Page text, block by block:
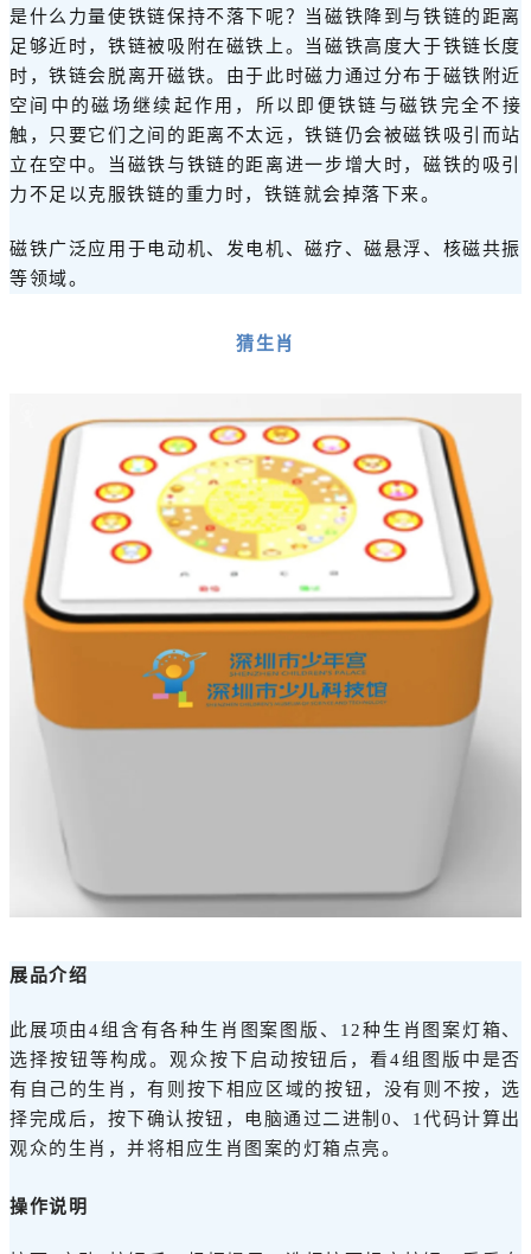
是什么力量使铁链保持不落下呢？当磁铁降到与铁链的距离
足够近时，铁链被吸附在磁铁上。当磁铁高度大于铁链长度
时，铁链会脱离开磁铁。由于此时磁力通过分布于磁铁附近
空间中的磁场继续起作用，所以即便铁链与磁铁完全不接
触，只要它们之间的距离不太远，铁链仍会被磁铁吸引而站
立在空中。当磁铁与铁链的距离进一步增大时，磁铁的吸引
力不足以克服铁链的重力时，铁链就会掉落下来。
磁铁广泛应用于电动机、发电机、磁疗、磁悬浮、核磁共振
等领域。
猜生肖
展品介绍
此展项由4组含有各种生肖图案图版、12种生肖图案灯箱、
选择按钮等构成。观众按下启动按钮后，看4组图版中是否
有自己的生肖，有则按下相应区域的按钮，没有则不按，选
择完成后，按下确认按钮，电脑通过二进制0、1代码计算出
观众的生肖，并将相应生肖图案的灯箱点亮。
操作说明